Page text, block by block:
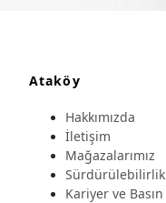
Ataköy
Hakkımızda
İletişim
Mağazalarımız
Sürdürülebilirlik
Kariyer ve Basın